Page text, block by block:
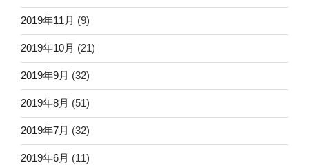
2019年11月 (9)
2019年10月 (21)
2019年9月 (32)
2019年8月 (51)
2019年7月 (32)
2019年6月 (11)